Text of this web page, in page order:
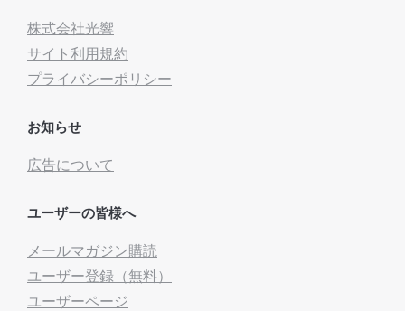
株式会社光響
サイト利用規約
プライバシーポリシー
お知らせ
広告について
ユーザーの皆様へ
メールマガジン購読
ユーザー登録（無料）
ユーザーページ